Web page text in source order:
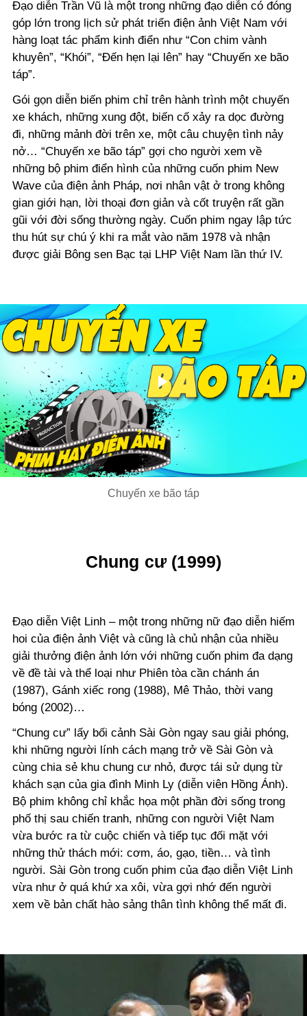
Đạo diễn Trần Vũ là một trong những đạo diễn có đóng
góp lớn trong lịch sử phát triển điện ảnh Việt Nam với
hàng loạt tác phẩm kinh điển như “Con chim vành
khuyên”, “Khói”, “Đến hẹn lại lên” hay “Chuyến xe bão
táp”.
Gói gọn diễn biến phim chỉ trên hành trình một chuyến
xe khách, những xung đột, biến cố xảy ra dọc đường
đi, những mảnh đời trên xe, một câu chuyện tình nảy
nở… “Chuyến xe bão táp” gợi cho người xem về
những bộ phim điển hình của những cuốn phim New
Wave của điện ảnh Pháp, nơi nhân vật ở trong không
gian giới hạn, lời thoại đơn giản và cốt truyện rất gần
gũi với đời sống thường ngày. Cuốn phim ngay lập tức
thu hút sự chú ý khi ra mắt vào năm 1978 và nhận
được giải Bông sen Bạc tại LHP Việt Nam lần thứ IV.
Play
Video
Chuyến xe bão táp
Chung cư (1999)
Đạo diễn Việt Linh – một trong những nữ đạo diễn hiếm
hoi của điện ảnh Việt và cũng là chủ nhận của nhiều
giải thưởng điện ảnh lớn với những cuốn phim đa dạng
về đề tài và thể loại như Phiên tòa cần chánh án
(1987), Gánh xiếc rong (1988), Mê Thảo, thời vang
bóng (2002)…
“Chung cư” lấy bối cảnh Sài Gòn ngay sau giải phóng,
khi những người lính cách mạng trở về Sài Gòn và
cùng chia sẻ khu chung cư nhỏ, được tái sử dụng từ
khách sạn của gia đình Minh Ly (diễn viên Hồng Ánh).
Bộ phim không chỉ khắc họa một phần đời sống trong
phố thị sau chiến tranh, những con người Việt Nam
vừa bước ra từ cuộc chiến và tiếp tục đối mặt với
những thử thách mới: cơm, áo, gạo, tiền… và tình
người. Sài Gòn trong cuốn phim của đạo diễn Việt Linh
vừa như ở quá khứ xa xôi, vừa gợi nhớ đến người
xem về bản chất hào sảng thân tình không thể mất đi.